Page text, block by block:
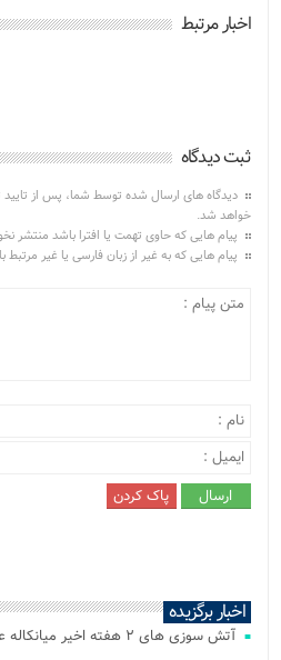
اخبار مرتبط
ثبت دیدگاه
دیدگاه های ارسال شده توسط شما، پس از
خواهد شد.
پیام هایی که حاوی تهمت یا افترا باشد منتشر
پیام هایی که به غیر از زبان فارسی یا غیر
اخبار برگزیده
آتش‌ سوزی‌ های ۲ هفته اخیر میانکاله عمدی بود